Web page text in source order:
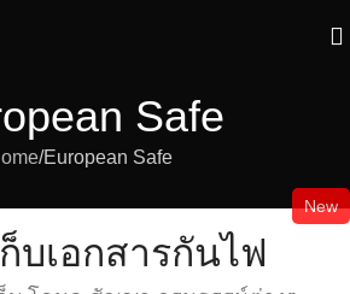
Safe
European Safe
บเอกสารกันไฟ
New